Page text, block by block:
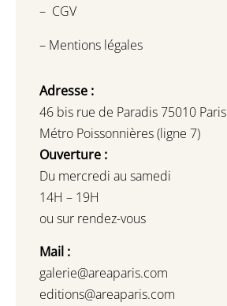
– CGV
– Mentions légales
Adresse :
46 bis rue de Paradis 75010 Paris
Métro Poissonnières (ligne 7)
Ouverture :
Du mercredi au samedi
14H – 19H
ou sur rendez-vous
Mail :
galerie@areaparis.com
editions@areaparis.com